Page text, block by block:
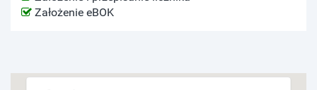
Założenie eBOK